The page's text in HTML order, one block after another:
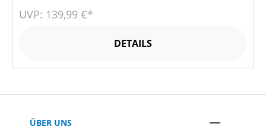
UVP: 139,99 €*
DETAILS
ÜBER UNS